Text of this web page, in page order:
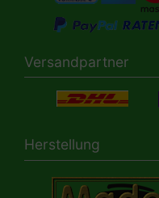
Versandpartner
Herstellung